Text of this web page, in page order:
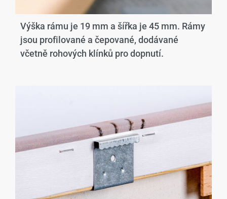
Výška rámu je 19 mm a šířka je 45 mm. Rámy
jsou profilované a čepované, dodávané
včetně rohových klínků pro dopnutí.